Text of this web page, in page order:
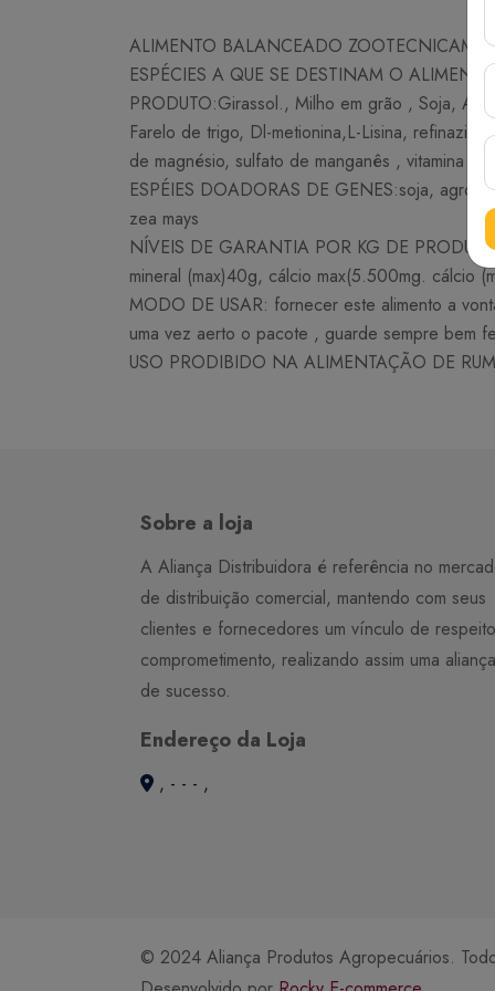
ALIMENTO BALANCEADO
ESPÉCIES A QUE SE DESTINAM O
PRODUTO:Girassol., Milho em grão , Soja,
Farelo de trigo, Dl-metionina,L-Lisina,
de magnésio, sulfato de manganês , vitamina
ESPÉIES DOADORAS DE GENES:soja,
zea mays
NÍVEIS DE GARANTIA POR KG DE
mineral (max)40g, cálcio max(5.500mg. cálcio
MODO DE USAR: fornecer este alimento a
uma vez aerto o pacote , guarde sempre bem
USO PRODIBIDO NA ALIMENTAÇÃO DE
Sobre a loja
A Aliança Distribuidora é referência no
de distribuição comercial, mantendo com seus
clientes e fornecedores um vínculo de
comprometimento, realizando assim uma aliança
de sucesso.
Endereço da Loja
, - - - ,
© 2024 Aliança Produtos Agropecuários.